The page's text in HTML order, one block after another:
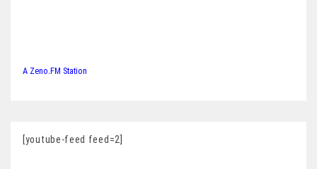
A Zeno.FM Station
[youtube-feed feed=2]